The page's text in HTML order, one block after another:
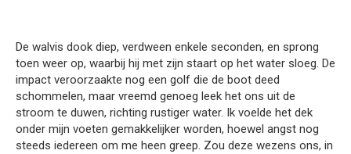
De walvis dook diep, verdween enkele seconden, en sprong
toen weer op, waarbij hij met zijn staart op het water sloeg. De
impact veroorzaakte nog een golf die de boot deed
schommelen, maar vreemd genoeg leek het ons uit de
stroom te duwen, richting rustiger water. Ik voelde het dek
onder mijn voeten gemakkelijker worden, hoewel angst nog
steeds iedereen om me heen greep. Zou deze wezens ons, in